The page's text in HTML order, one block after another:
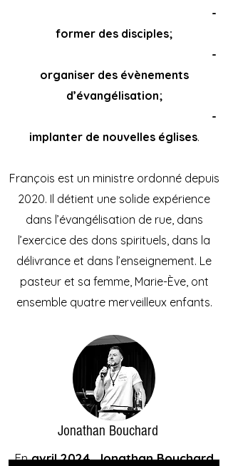
-
former des disciples;
-
organiser des évènements
d’évangélisation;
-
implanter de nouvelles églises.
François est un ministre ordonné depuis
2020. Il détient une solide expérience
dans l’évangélisation de rue, dans
l’exercice des dons spirituels, dans la
délivrance et dans l’enseignement. Le
pasteur et sa femme, Marie-Ève, ont
ensemble quatre merveilleux enfants.
Jonathan Bouchard
Enavril 2024, Jonathan Bouchard